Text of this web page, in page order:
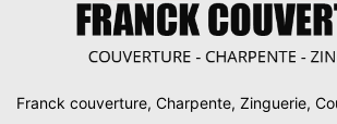
Franck couverture, Charpente, Zinguerie,